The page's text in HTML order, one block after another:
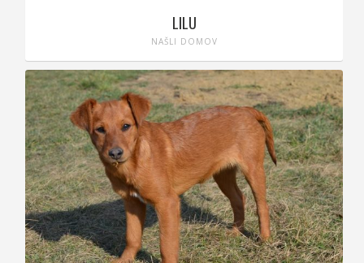
LILU
NAŠLI DOMOV